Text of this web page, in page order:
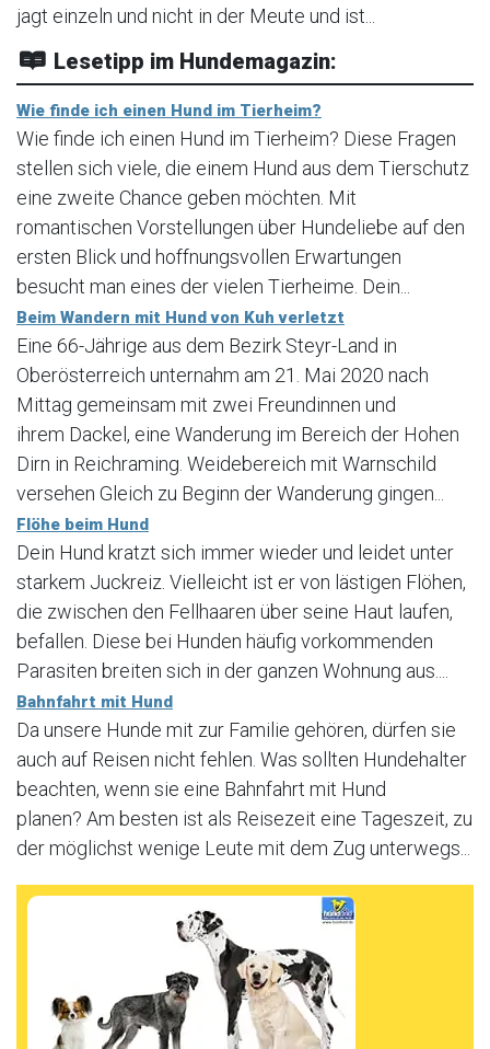
jagt einzeln und nicht in der Meute und ist...
Lesetipp im Hundemagazin:
Wie finde ich einen Hund im Tierheim?
Wie finde ich einen Hund im Tierheim? Diese Fragen
stellen sich viele, die einem Hund aus dem Tierschutz
eine zweite Chance geben möchten. Mit
romantischen Vorstellungen über Hundeliebe auf den
ersten Blick und hoffnungsvollen Erwartungen
besucht man eines der vielen Tierheime. Dein...
Beim Wandern mit Hund von Kuh verletzt
Eine 66-Jährige aus dem Bezirk Steyr-Land in
Oberösterreich unternahm am 21. Mai 2020 nach
Mittag gemeinsam mit zwei Freundinnen und
ihrem Dackel, eine Wanderung im Bereich der Hohen
Dirn in Reichraming. Weidebereich mit Warnschild
versehen Gleich zu Beginn der Wanderung gingen...
Flöhe beim Hund
Dein Hund kratzt sich immer wieder und leidet unter
starkem Juckreiz. Vielleicht ist er von lästigen Flöhen,
die zwischen den Fellhaaren über seine Haut laufen,
befallen. Diese bei Hunden häufig vorkommenden
Parasiten breiten sich in der ganzen Wohnung aus....
Bahnfahrt mit Hund
Da unsere Hunde mit zur Familie gehören, dürfen sie
auch auf Reisen nicht fehlen. Was sollten Hundehalter
beachten, wenn sie eine Bahnfahrt mit Hund
planen? Am besten ist als Reisezeit eine Tageszeit, zu
der möglichst wenige Leute mit dem Zug unterwegs...